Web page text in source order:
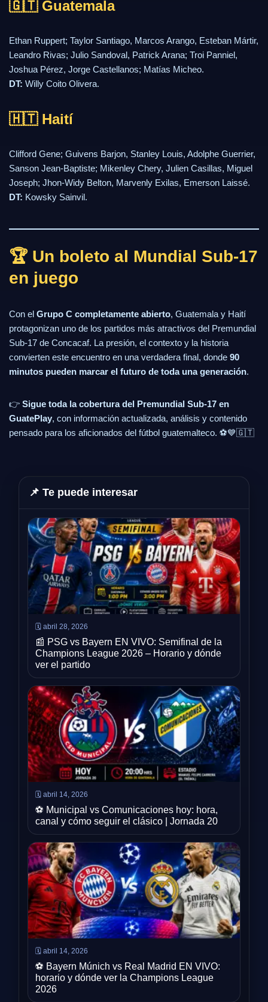
🇬🇹 Guatemala
Ethan Ruppert; Taylor Santiago, Marcos Arango, Esteban Mártir,
Leandro Rivas; Julio Sandoval, Patrick Arana; Troi Panniel,
Joshua Pérez, Jorge Castellanos; Matías Micheo.
DT: Willy Coito Olivera.
🇭🇹 Haití
Clifford Gene; Guivens Barjon, Stanley Louis, Adolphe Guerrier,
Sanson Jean-Baptiste; Mikenley Chery, Julien Casillas, Miguel
Joseph; Jhon-Widy Belton, Marvenly Exilas, Emerson Laissé.
DT: Kowsky Sainvil.
🏆 Un boleto al Mundial Sub-17
en juego
Con el Grupo C completamente abierto, Guatemala y Haití
protagonizan uno de los partidos más atractivos del Premundial
Sub-17 de Concacaf. La presión, el contexto y la historia
convierten este encuentro en una verdadera final, donde 90
minutos pueden marcar el futuro de toda una generación.
👉 Sigue toda la cobertura del Premundial Sub-17 en
GuatePlay, con información actualizada, análisis y contenido
pensado para los aficionados del fútbol guatemalteco. ⚽💙🇬🇹
📌 Te puede interesar
🗓️ abril 28, 2026
📰 PSG vs Bayern EN VIVO: Semifinal de la
Champions League 2026 – Horario y dónde
ver el partido
🗓️ abril 14, 2026
⚽ Municipal vs Comunicaciones hoy: hora,
canal y cómo seguir el clásico | Jornada 20
🗓️ abril 14, 2026
⚽ Bayern Múnich vs Real Madrid EN VIVO:
horario y dónde ver la Champions League
2026